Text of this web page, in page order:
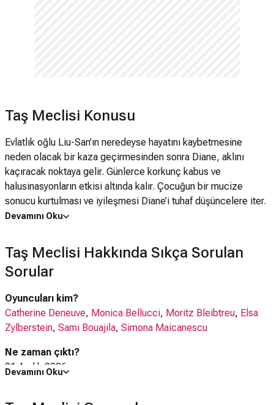
Taş Meclisi Konusu
Evlatlık oğlu Liu-San’ın neredeyse hayatını kaybetmesine
neden olacak bir kaza geçirmesinden sonra Diane, aklını
kaçıracak noktaya gelir. Günlerce korkunç kabus ve
halusinasyonların etkisi altında kalır. Çocuğun bir mucize
sonucu kurtulması ve iyileşmesi Diane’i tuhaf düşüncelere iter.
Gerçekten Liu-San kimdir? Nereden gelmiştir? Göğsündeki
Vakfı’nın rolü nedir? Sergeï isimli bir Rus gencin yardımıyla
Diane bu sırrı araştırmaay başlar. Araştırma onu, “Tsevens”
isminde esrarengiz bir Moğol kabilesine ve onların Taş
gerçekleşirken Liu-San yedinci yaş gününde kaçırılır. Oğlunun
nereye kaçırıldığını tahmin eden Diane, kendini Doğu
Moğolistan’ın ücra bölgelerinde bulur. Oğlunun kaderinin yazılı
olduğu, unutulmuş ve vahşi dünyasında bir yolculuğa çıkar.
Anne şefkatinin her şeyden güçlü bir duygu olduğunun
anlatıldığı film, Fransız kara film ve korku öğelerini mükemmel
Devamını Oku
Taş Meclisi Hakkında Sıkça Sorulan
Sorular
Oyuncuları kim?
Catherine Deneuve, Monica Bellucci, Moritz Bleibtreu, Elsa
Zylberstein, Sami Bouajila, Simona Maicanescu
Ne zaman çıktı?
01 Aralık 2006
Devamını Oku